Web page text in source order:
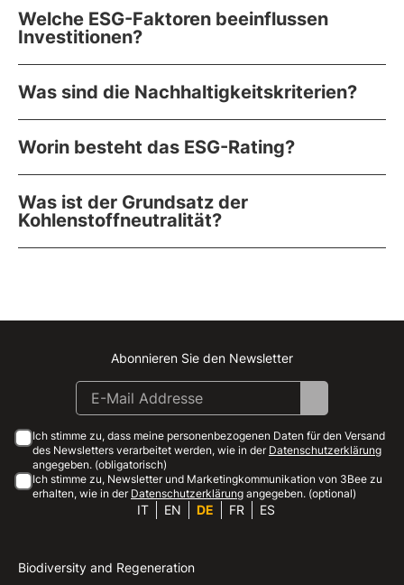
Welche ESG-Faktoren beeinflussen
Investitionen?
Was sind die Nachhaltigkeitskriterien?
Worin besteht das ESG-Rating?
Was ist der Grundsatz der
Kohlenstoffneutralität?
Instagram
Facebook
Linkedin
Youtube
Abonnieren Sie den Newsletter
Ich stimme zu, dass meine personenbezogenen Daten für den Versand
des Newsletters verarbeitet werden, wie in der Datenschutzerklärung
angegeben. (obligatorisch)
Ich stimme zu, Newsletter und Marketingkommunikation von 3Bee zu
erhalten, wie in der Datenschutzerklärung angegeben. (optional)
IT EN DE FR ES
Biodiversity and Regeneration